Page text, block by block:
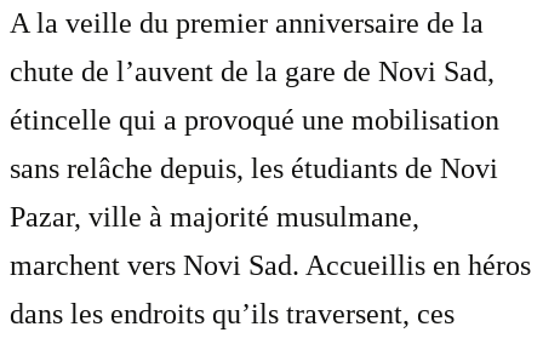
A la veille du premier anniversaire de la
chute de l’auvent de la gare de Novi Sad,
étincelle qui a provoqué une mobilisation
sans relâche depuis, les étudiants de Novi
Pazar, ville à majorité musulmane,
marchent vers Novi Sad. Accueillis en héros
dans les endroits qu’ils traversent, ces